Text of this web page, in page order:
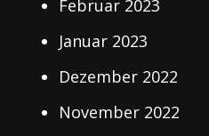
Februar 2023
Januar 2023
Dezember 2022
November 2022